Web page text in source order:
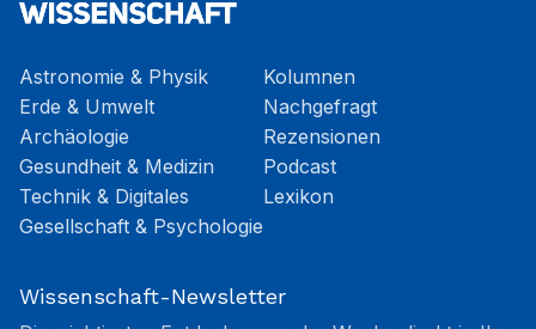
Astronomie & Physik
Erde & Umwelt
Archäologie
Gesundheit & Medizin
Technik & Digitales
Gesellschaft & Psychologie
Kolumnen
Nachgefragt
Rezensionen
Podcast
Lexikon
Wissenschaft-Newsletter